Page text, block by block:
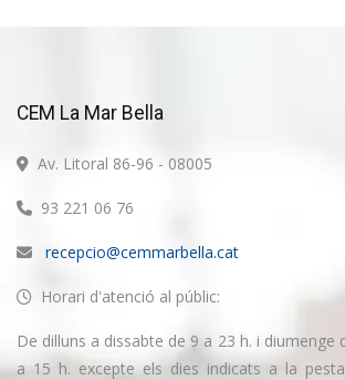
CEM La Mar Bella
Av. Litoral 86-96 - 08005
93 221 06 76
recepcio@cemmarbella.cat
Horari d'atenció al públic:
De dilluns a dissabte de 9 a 23 h. i diumenge
a 15 h. excepte els dies indicats a la